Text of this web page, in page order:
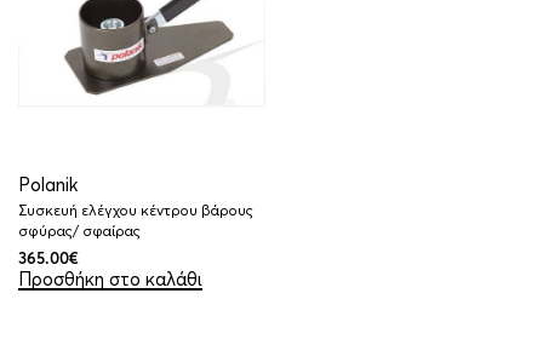
Polanik
Συσκευή ελέγχου κέντρου βάρους
σφύρας/ σφαίρας
365.00€
Προσθήκη στο καλάθι